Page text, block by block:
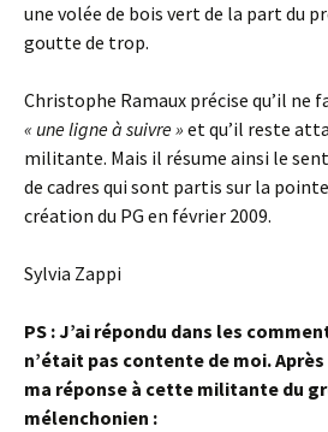
une volée de bois vert de la part du
goutte de trop.
Christophe Ramaux précise qu’il ne
« une ligne à suivre » et qu’il reste
militante. Mais il résume ainsi le
de cadres qui sont partis sur la
création du PG en février 2009.
Sylvia Zappi
PS : J’ai répondu dans les
n’était pas contente de moi.
ma réponse à cette militante du
mélenchonien :